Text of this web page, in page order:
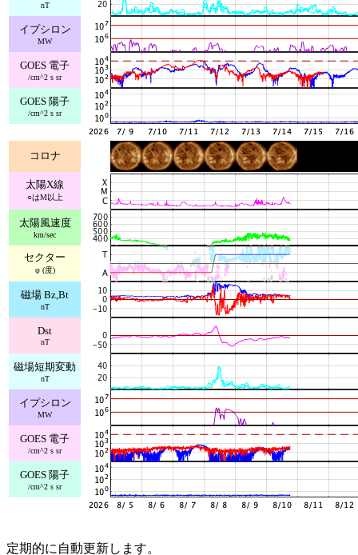
nT
イプシロン
MW
GOES 電子
/cm^2 s sr
GOES 陽子
/cm^2 s sr
コロナ
太陽X線
○はM以上
太陽風速度
km/sec
セクター
φ (度)
磁場 Bz,Bt
nT
Dst
nT
磁場短期変動
nT
イプシロン
MW
GOES 電子
/cm^2 s sr
GOES 陽子
/cm^2 s sr
定期的に自動更新します。